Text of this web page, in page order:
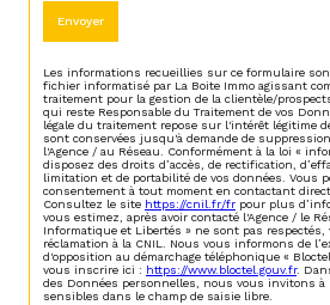
Envoyer
Les informations recueillies sur ce formulaire
fichier informatisé par La Boite Immo agissant
traitement pour la gestion de la clientèle/
qui reste Responsable du Traitement de vos
légale du traitement repose sur l'intérêt légitime
sont conservées jusqu'à demande de
l'Agence / au Réseau. Conformément à la loi «
disposez des droits d’accès, de rectification,
limitation et de portabilité de vos données. Vous
consentement à tout moment en contactant
Consultez le site https://cnil.fr/fr pour plus
vous estimez, après avoir contacté l'Agence / le
Informatique et Libertés » ne sont pas respectés,
réclamation à la CNIL. Nous vous informons de
d'opposition au démarchage téléphonique «
vous inscrire ici : https://www.bloctel.gouv.fr.
des Données personnelles, nous vous invitons à
sensibles dans le champ de saisie libre.